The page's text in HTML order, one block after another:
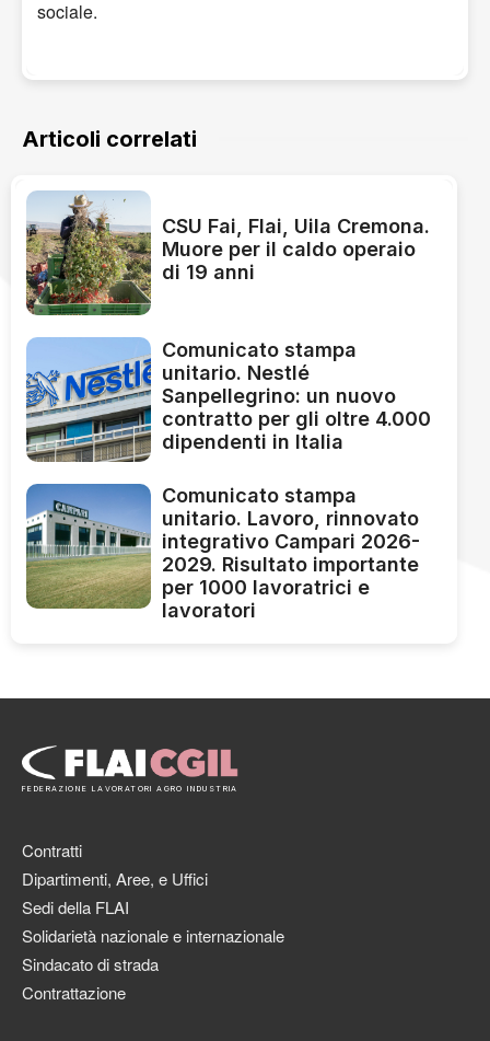
sociale.
Articoli correlati
CSU Fai, Flai, Uila Cremona.
Muore per il caldo operaio
di 19 anni
Comunicato stampa
unitario. Nestlé
Sanpellegrino: un nuovo
contratto per gli oltre 4.000
dipendenti in Italia
Comunicato stampa
unitario. Lavoro, rinnovato
integrativo Campari 2026-
2029. Risultato importante
per 1000 lavoratrici e
lavoratori
FEDERAZIONE LAVORATORI AGRO INDUSTRIA
Contratti
Dipartimenti, Aree, e Uffici
Sedi della FLAI
Solidarietà nazionale e internazionale
Sindacato di strada
Contrattazione